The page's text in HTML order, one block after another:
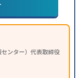
ンター）代表取締役